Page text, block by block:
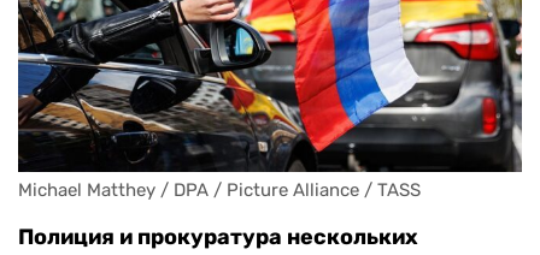
Michael Matthey / DPA / Picture Alliance / TASS
Полиция и прокуратура нескольких